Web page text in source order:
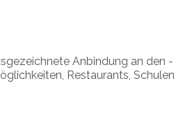
Anbindung an den
Restaurants, Schulen